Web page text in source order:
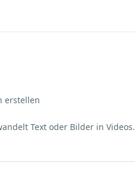
erstellen
Text oder Bilder in Videos.